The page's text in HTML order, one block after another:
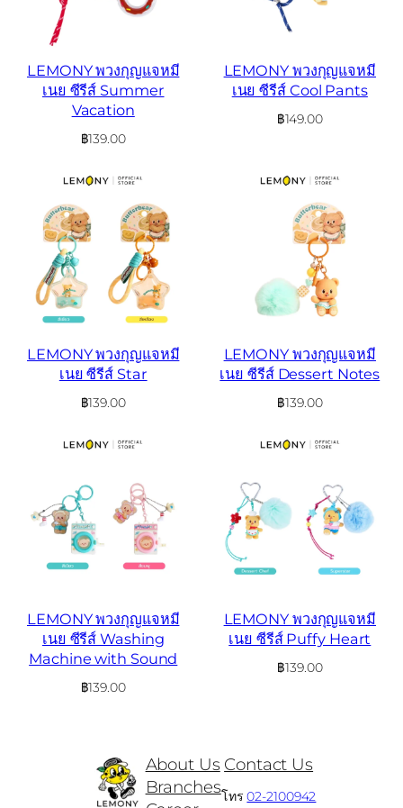
LEMONY พวงกุญแจหมี
เนย ซีรีส์ Summer
Vacation
฿139.00
LEMONY พวงกุญแจหมี
เนย ซีรีส์ Cool Pants
฿149.00
LEMONY พวงกุญแจหมี
เนย ซีรีส์ Star
฿139.00
LEMONY พวงกุญแจหมี
เนย ซีรีส์ Dessert Notes
฿139.00
LEMONY พวงกุญแจหมี
เนย ซีรีส์ Washing
Machine with Sound
฿139.00
LEMONY พวงกุญแจหมี
เนย ซีรีส์ Puffy Heart
฿139.00
About Us
Branches
Contact Us
โทร02-2100942